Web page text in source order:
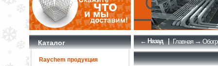
Каталог
Raychem продукция
← Назад | Главная→